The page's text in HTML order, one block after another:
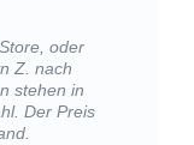
oder
Z. nach
stehen in
Der Preis